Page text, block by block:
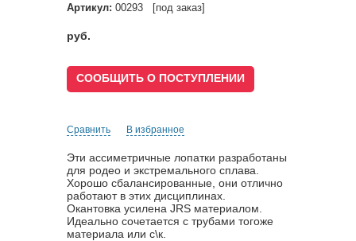
Артикул: 00293 [под заказ]
руб.
СООБЩИТЬ О ПОСТУПЛЕНИИ
Сравнить В избранное
Эти ассиметричные лопатки разработаны
для родео и экстремального сплава.
Хорошо сбалансированные, они отлично
работают в этих дисциплинах.
Окантовка усилена JRS материалом.
Идеально сочетается с трубами тогоже
материала или с\к.